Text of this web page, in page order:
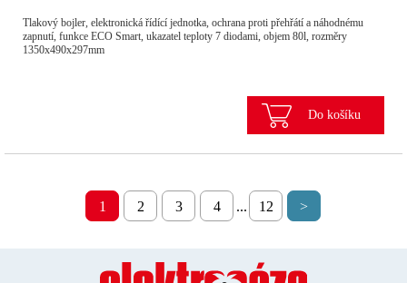
Tlakový bojler, elektronická řídící jednotka, ochrana proti přehřátí a náhodnému
zapnutí, funkce ECO Smart, ukazatel teploty 7 diodami, objem 80l, rozměry
1350x490x297mm
Do košíku
1 2 3 4 ... 12 >